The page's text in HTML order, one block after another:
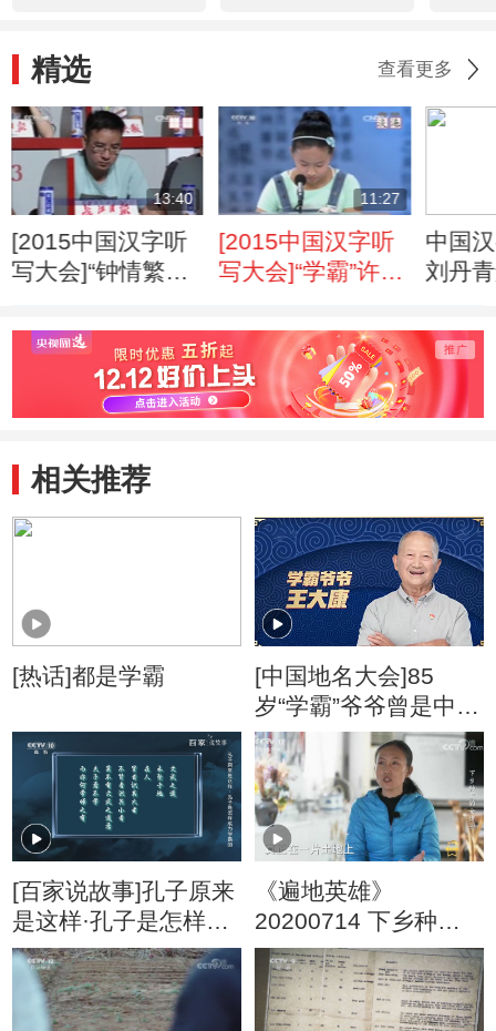
精选 查看更多
13:40
[2015中国汉字听
写大会]“钟情繁难
写错误“周古人”周
静远胜出
11:27
[2015中国汉字听
写大会]“学霸”许珑
万个为什么”沈度
胜出
中国
刘丹
相关推荐
[热话]都是学霸
[中国地名大会]85
岁“学霸”爷爷曾是中国
单车环游第一人 把探
寻神州地名过成生活
把生活过成了诗和远
方
[百家说故事]孔子原来
是这样·孔子是怎样成
为学霸的
《遍地英雄》
20200714 下乡种菜
的女博士